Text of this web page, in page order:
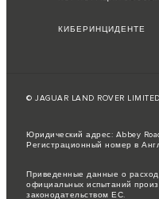
КИБЕРИНЦИДЕНТЕ
© JAGUAR LAND ROVER
Юридический адрес: Abbey
Регистрационный номер в
Приведенные данные о
официальных испытаний
законодательством ЕС.